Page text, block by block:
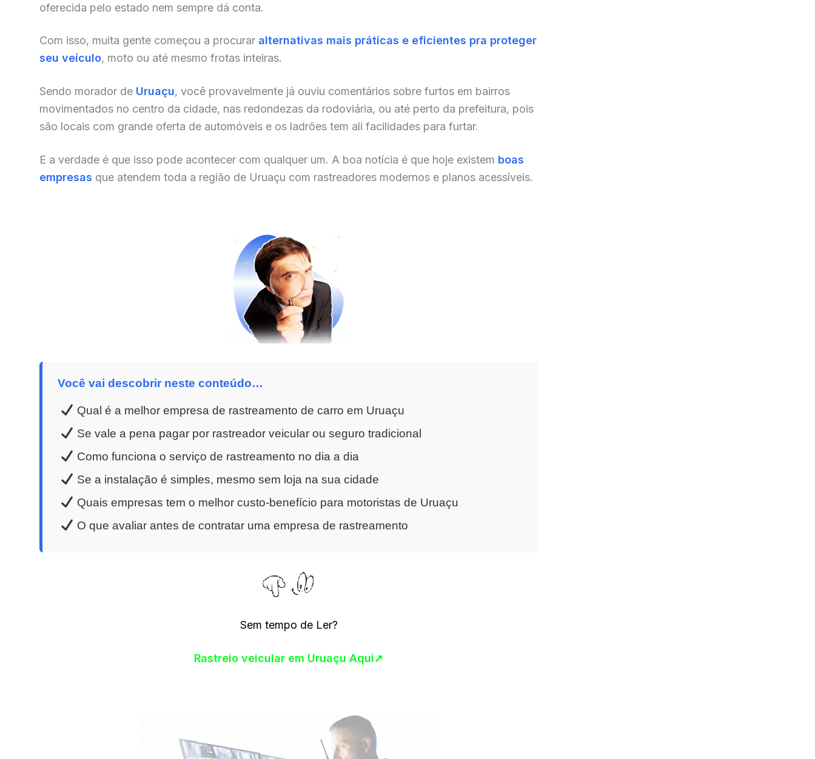
oferecida pelo estado nem sempre dá conta.
Com isso, muita gente começou a procurar alternativas mais práticas e eficientes pra proteger
seu veículo, moto ou até mesmo frotas inteiras.
Sendo morador de Uruaçu, você provavelmente já ouviu comentários sobre furtos em bairros
movimentados no centro da cidade, nas redondezas da rodoviária, ou até perto da prefeitura, pois
são locais com grande oferta de automóveis e os ladrões tem ali facilidades para furtar.
E a verdade é que isso pode acontecer com qualquer um. A boa notícia é que hoje existem boas
empresas que atendem toda a região de Uruaçu com rastreadores modernos e planos acessíveis.
Você vai descobrir neste conteúdo…
Qual é a melhor empresa de rastreamento de carro em Uruaçu
Se vale a pena pagar por rastreador veicular ou seguro tradicional
Como funciona o serviço de rastreamento no dia a dia
Se a instalação é simples, mesmo sem loja na sua cidade
Quais empresas tem o melhor custo-benefício para motoristas de Uruaçu
O que avaliar antes de contratar uma empresa de rastreamento
Sem tempo de Ler?
Rastreio veicular em Uruaçu Aqui➚